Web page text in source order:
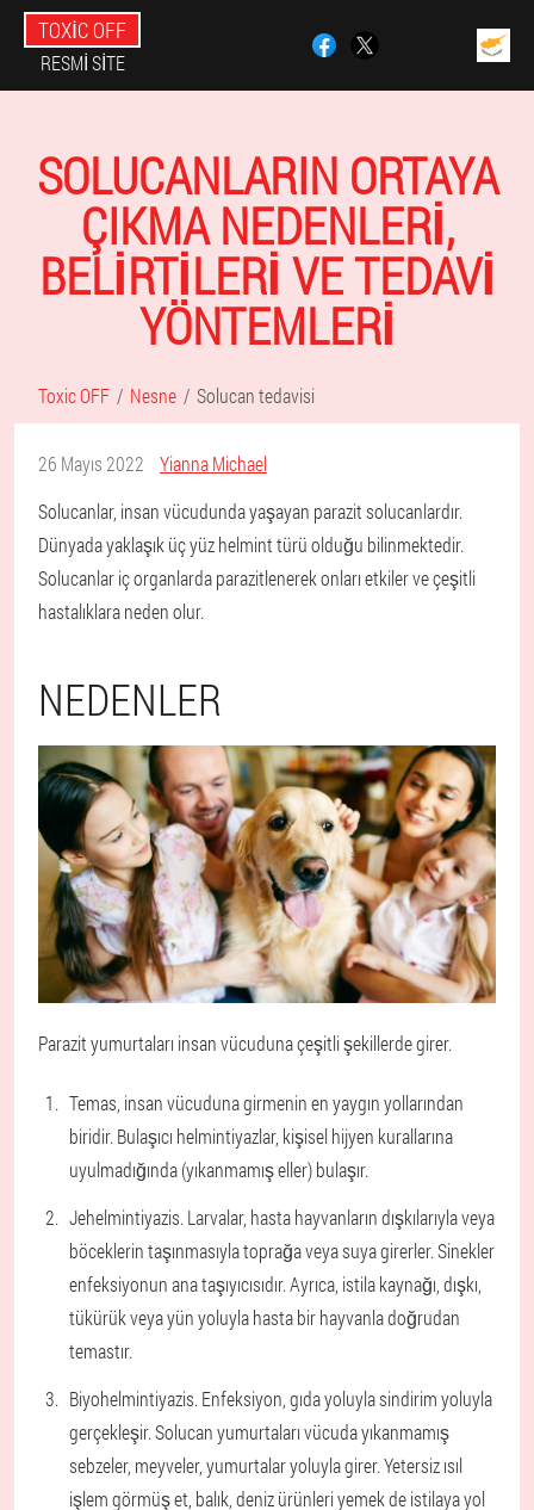
TOXIC OFF
RESMI SITE
SOLUCANLARIN ORTAYA
ÇIKMA NEDENLERI,
BELIRTILERI VE TEDAVI
YÖNTEMLERI
Toxic OFF Nesne Solucan tedavisi
26 Mayıs 2022
Yianna Michael
Solucanlar, insan vücudunda yaşayan parazit solucanlardır.
Dünyada yaklaşık üç yüz helmint türü olduğu bilinmektedir.
Solucanlar iç organlarda parazitlenerek onları etkiler ve çeşitli
hastalıklara neden olur.
NEDENLER
Parazit yumurtaları insan vücuduna çeşitli şekillerde girer.
Temas, insan vücuduna girmenin en yaygın yollarından
biridir. Bulaşıcı helmintiyazlar, kişisel hijyen kurallarına
uyulmadığında (yıkanmamış eller) bulaşır.
Jehelmintiyazis. Larvalar, hasta hayvanların dışkılarıyla veya
böceklerin taşınmasıyla toprağa veya suya girerler. Sinekler
enfeksiyonun ana taşıyıcısıdır. Ayrıca, istila kaynağı, dışkı,
tükürük veya yün yoluyla hasta bir hayvanla doğrudan
temastır.
Biyohelmintiyazis. Enfeksiyon, gıda yoluyla sindirim yoluyla
gerçekleşir. Solucan yumurtaları vücuda yıkanmamış
sebzeler, meyveler, yumurtalar yoluyla girer. Yetersiz ısıl
işlem görmüş et, balık, deniz ürünleri yemek de istilaya yol